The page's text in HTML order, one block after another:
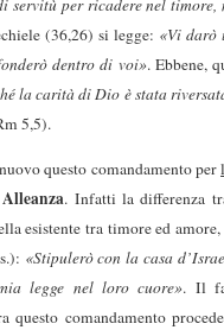
(36,26) si legge: «Vi darò
dentro di voi». Ebbene,
la carità di Dio è stata
5,5).
questo comandamento per
. Infatti la differenza
esistente tra timore ed
«Stipulerò con la casa
legge nel loro cuore». Il
questo comandamento